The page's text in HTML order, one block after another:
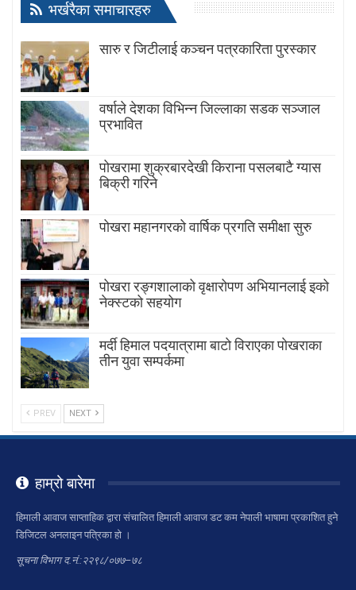
भर्खरैका समाचारहरु
सारु र जिटीलाई कञ्चन पत्रकारिता पुरस्कार
वर्षाले देशका विभिन्न जिल्लाका सडक सञ्जाल
प्रभावित
पोखरामा शुक्रबारदेखी किराना पसलबाटै ग्यास
बिक्री गरिने
पोखरा महानगरको वार्षिक प्रगति समीक्षा सुरु
पोखरा रङ्गशालाको वृक्षारोपण अभियानलाई इको
नेक्स्टको सहयोग
मर्दी हिमाल पदयात्रामा बाटाे विराएका पाेखराका
तीन युवा सम्पर्कमा
PREV NEXT
हाम्रो बारेमा
हिमाली आवाज साप्ताहिक द्वारा संचालित हिमाली आवाज डट कम नेपाली भाषामा प्रकाशित हुने
डिजिटल अनलाइन पत्रिका हो ।
सूचना विभाग द.नं.:२२९८/०७७–७८